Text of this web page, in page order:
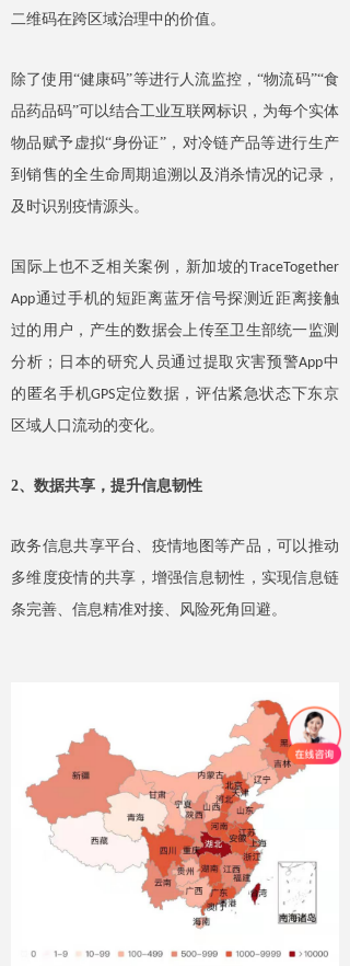
二维码在跨区域治理中的价值。
除了使用“健康码”等进行人流监控，“物流码”“食
品药品码”可以结合工业互联网标识，为每个实体
物品赋予虚拟“身份证”，对冷链产品等进行生产
到销售的全生命周期追溯以及消杀情况的记录，
及时识别疫情源头。
国际上也不乏相关案例，新加坡的TraceTogether
App通过手机的短距离蓝牙信号探测近距离接触
过的用户，产生的数据会上传至卫生部统一监测
分析；日本的研究人员通过提取灾害预警App中
的匿名手机GPS定位数据，评估紧急状态下东京
区域人口流动的变化。
2、数据共享，提升信息韧性
政务信息共享平台、疫情地图等产品，可以推动
多维度疫情的共享，增强信息韧性，实现信息链
条完善、信息精准对接、风险死角回避。